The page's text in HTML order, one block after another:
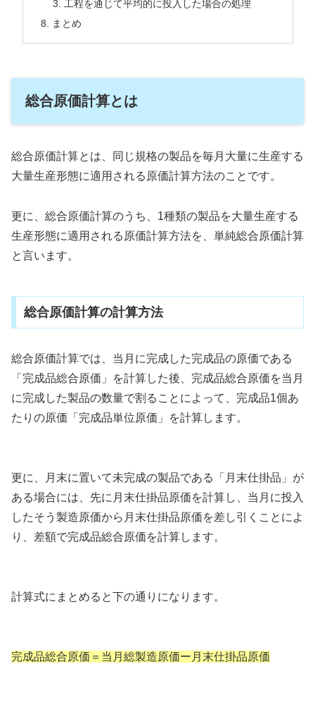
工程を通じて平均的に投入した場合の処理
まとめ
総合原価計算とは
総合原価計算とは、同じ規格の製品を毎月大量に生産する
大量生産形態に適用される原価計算方法のことです。
更に、総合原価計算のうち、1種類の製品を大量生産する
生産形態に適用される原価計算方法を、単純総合原価計算
と言います。
総合原価計算の計算方法
総合原価計算では、当月に完成した完成品の原価である
「完成品総合原価」を計算した後、完成品総合原価を当月
に完成した製品の数量で割ることによって、完成品1個あ
たりの原価「完成品単位原価」を計算します。
更に、月末に置いて未完成の製品である「月末仕掛品」が
ある場合には、先に月末仕掛品原価を計算し、当月に投入
したそう製造原価から月末仕掛品原価を差し引くことによ
り、差額で完成品総合原価を計算します。
計算式にまとめると下の通りになります。
完成品総合原価＝当月総製造原価ー月末仕掛品原価